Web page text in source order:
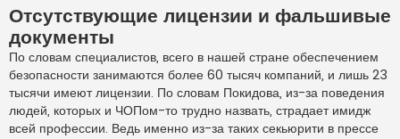
Отсутствующие лицензии и фальшивые
документы
По словам специалистов, всего в нашей стране обеспечением
безопасности занимаются более 60 тысяч компаний, и лишь 23
тысячи имеют лицензии. По словам Покидова, из-за поведения
людей, которых и ЧОПом-то трудно назвать, страдает имидж
всей профессии. Ведь именно из-за таких секьюрити в прессе